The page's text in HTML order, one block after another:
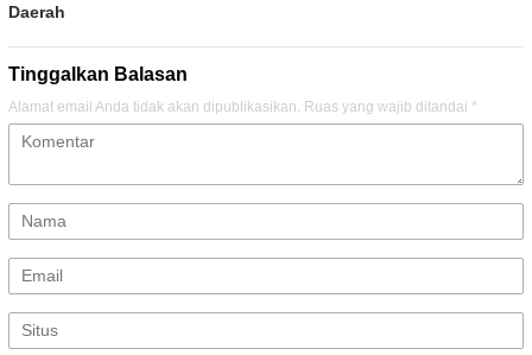
Daerah
Tinggalkan Balasan
Alamat email Anda tidak akan dipublikasikan. Ruas yang wajib ditandai *